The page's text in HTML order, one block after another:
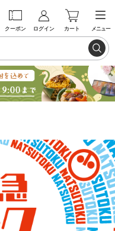
クーポン ログイン カート メニュー